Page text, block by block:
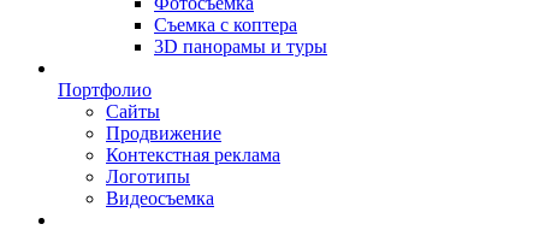
Съемка с коптера
3D панорамы и туры
Портфолио
Сайты
Продвижение
Контекстная реклама
Логотипы
Видеосъемка